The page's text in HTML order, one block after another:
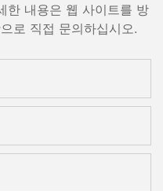
한 내용은 웹 사이트를 방
로 직접 문의하십시오.